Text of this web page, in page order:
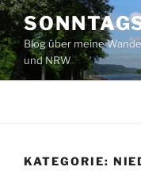
Zum
Inhalt
springenBlog über meine
und NRW
KATEGORIE: